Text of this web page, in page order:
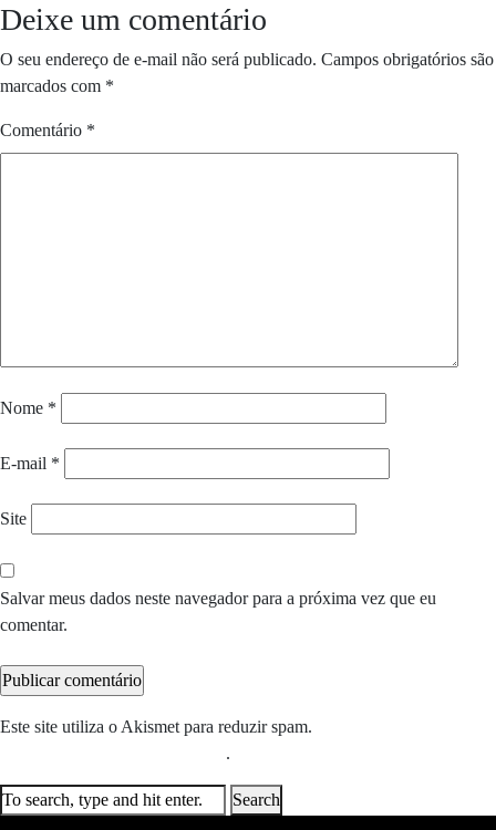
Deixe um comentário
O seu endereço de e-mail não será publicado. Campos obrigatórios são
marcados com *
Comentário *
Nome *
E-mail *
Site
Salvar meus dados neste navegador para a próxima vez que eu
comentar.
Este site utiliza o Akismet para reduzir spam.
.
Search